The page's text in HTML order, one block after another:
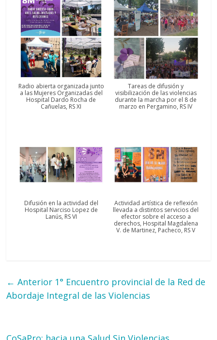
Radio abierta organizada junto
a las Mujeres Organizadas del
Hospital Dardo Rocha de
Cañuelas, RS XI
Tareas de difusión y
visibilización de las violencias
durante la marcha por el 8 de
marzo en Pergamino, RS IV
Difusión en la actividad del
Hospital Narciso Lopez de
Lanús, RS VI
Actividad artística de reflexión
llevada a distintos servicios del
efector sobre el acceso a
derechos, Hospital Magdalena
V. de Martinez, Pacheco, RS V
← Anterior 1° Encuentro provincial de la Red de
Abordaje Integral de las Violencias